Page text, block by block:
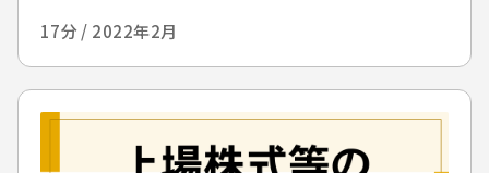
17分 / 2022年2月